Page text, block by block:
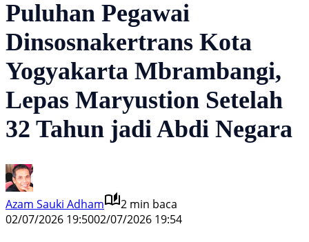
Puluhan Pegawai
Dinsosnakertrans Kota
Yogyakarta Mbrambangi,
Lepas Maryustion Setelah
32 Tahun jadi Abdi Negara
Azam Sauki Adham
2 min baca
02/07/2026 19:5002/07/2026 19:54